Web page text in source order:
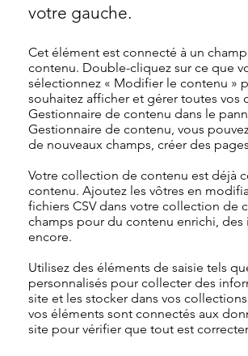
votre gauche.
Cet élément est connecté à un
contenu. Double-cliquez sur ce que
sélectionnez « Modifier le contenu »
souhaitez afficher et gérer toutes vos
Gestionnaire de contenu dans le
Gestionnaire de contenu, vous
de nouveaux champs, créer des
Votre collection de contenu est déjà
contenu. Ajoutez les vôtres en
fichiers CSV dans votre collection de
champs pour du contenu enrichi,
encore.
Utilisez des éléments de saisie tels
personnalisés pour collecter des
site et les stocker dans vos
vos éléments sont connectés aux
site pour vérifier que tout est